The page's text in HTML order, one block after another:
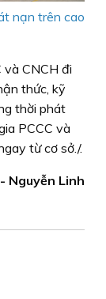
nạn trên cao
và CNCH đi
thức, kỹ
thời phát
PCCC và
từ cơ sở./.
Nguyễn Linh